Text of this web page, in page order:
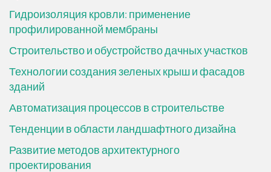
Гидроизоляция кровли: применение
профилированной мембраны
Строительство и обустройство дачных участков
Технологии создания зеленых крыш и фасадов
зданий
Автоматизация процессов в строительстве
Тенденции в области ландшафтного дизайна
Развитие методов архитектурного
проектирования